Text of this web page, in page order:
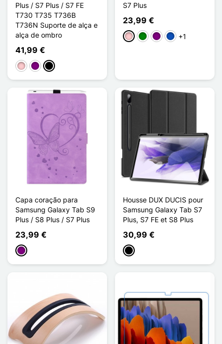
Plus / S7 Plus / S7 FE
T730 T735 T736B
T736N Suporte de alça e
alça de ombro
41,99 €
RosaPúrpuraNoir Noir
S7 Plus
23,99 €
RosaVerdePúrpuraSaphir
+1
Capa coração para
Samsung Galaxy Tab S9
Plus / S8 Plus / S7 Plus
23,99 €
Púrpura
Housse DUX DUCIS pour
Samsung Galaxy Tab S7
Plus, S7 FE et S8 Plus
30,99 €
Preto